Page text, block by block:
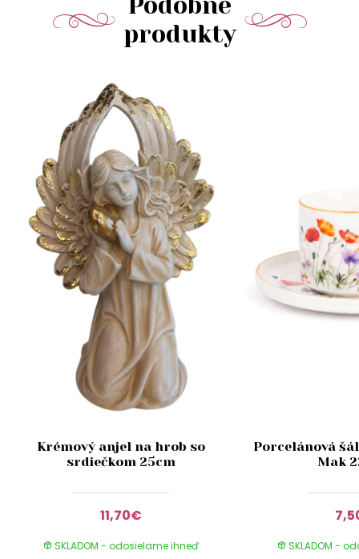
produkty
Krémový anjel na hrob so
srdiečkom 25cm
11,70€
SKLADOM - odosielame ihneď
Porcelánová
Mak
SKLADOM -